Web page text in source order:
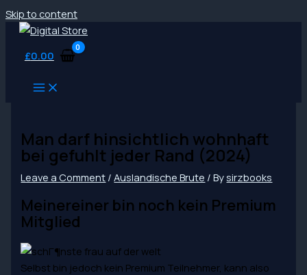
Skip to content
£0.00
Man darf hinsichtlich wohnhaft
bei gefuhlt jeder Rand (2024)
Leave a Comment /Auslandische Brute / Bysirzbooks
Meinereiner bin noch kein Premium
Mitglied
Selbst bin jedoch kein Premium Teilnehmer, kann also